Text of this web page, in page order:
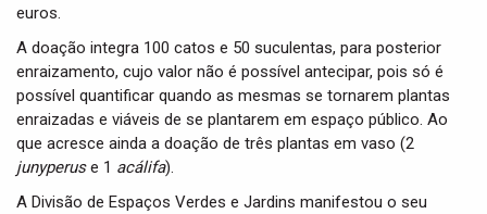
euros.
A doação integra 100 catos e 50 suculentas, para posterior
enraizamento, cujo valor não é possível antecipar, pois só é
possível quantificar quando as mesmas se tornarem plantas
enraizadas e viáveis de se plantarem em espaço público. Ao
que acresce ainda a doação de três plantas em vaso (2
junyperuse 1 acálifa).
A Divisão de Espaços Verdes e Jardins manifestou o seu